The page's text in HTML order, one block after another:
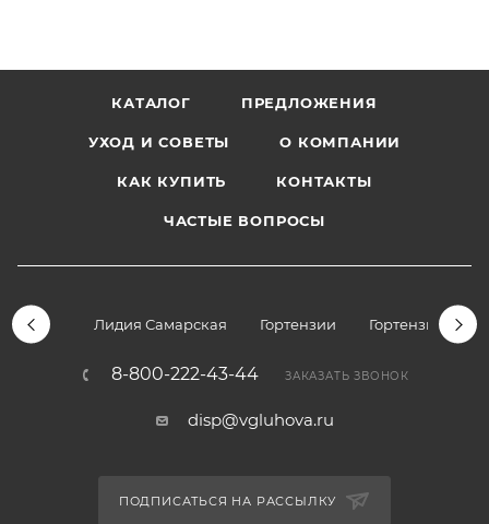
КАТАЛОГ ПРЕДЛОЖЕНИЯ
УХОД И СОВЕТЫ О КОМПАНИИ
КАК КУПИТЬ КОНТАКТЫ
ЧАСТЫЕ ВОПРОСЫ
Лидия Самарская Гортензии Гортензии
8-800-222-43-44 ЗАКАЗАТЬ ЗВОНОК
disp@vgluhova.ru
ПОДПИСАТЬСЯ НА РАССЫЛКУ